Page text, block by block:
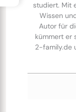
studiert. Mit
Wissen
Autor für
kümmert er
2-family.de